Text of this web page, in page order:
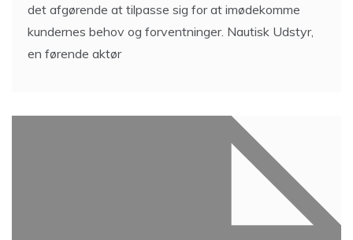
det afgørende at tilpasse sig for at imødekomme
kundernes behov og forventninger. Nautisk Udstyr,
en førende aktør